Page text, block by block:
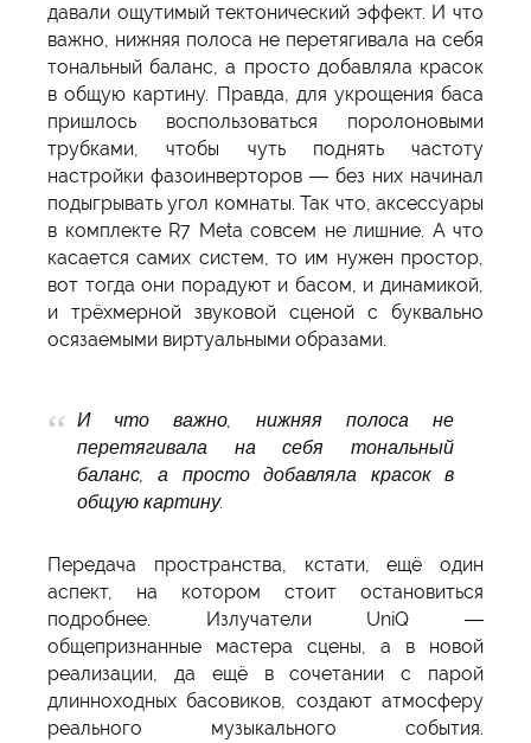
давали ощутимый тектонический эффект. И что
важно, нижняя полоса не перетягивала на себя
тональный баланс, а просто добавляла красок
в общую картину. Правда, для укрощения баса
пришлось воспользоваться поролоновыми
трубками, чтобы чуть поднять частоту
настройки фазоинверторов — без них начинал
подыгрывать угол комнаты. Так что, аксессуары
в комплекте R7 Meta совсем не лишние. А что
касается самих систем, то им нужен простор,
вот тогда они порадуют и басом, и динамикой,
и трёхмерной звуковой сценой с буквально
осязаемыми виртуальными образами.
И что важно, нижняя полоса не
перетягивала на себя тональный
баланс, а просто добавляла красок в
общую картину.
Передача пространства, кстати, ещё один
аспект, на котором стоит остановиться
подробнее. Излучатели UniQ —
общепризнанные мастера сцены, а в новой
реализации, да ещё в сочетании с парой
длинноходных басовиков, создают атмосферу
реального музыкального события.